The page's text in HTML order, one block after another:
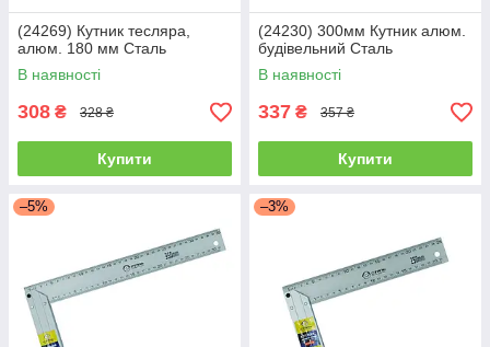
(24269) Кутник тесляра,
алюм. 180 мм Сталь
В наявності
308 ₴ 328 ₴
Купити
(24230) 300мм Кутник алюм.
будівельний Сталь
В наявності
337 ₴ 357 ₴
Купити
–5% –3%